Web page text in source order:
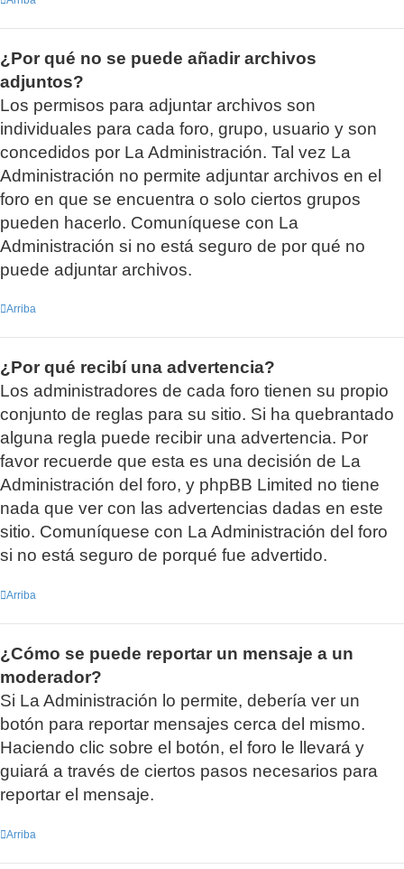
¿Por qué no se puede añadir archivos
adjuntos?
Los permisos para adjuntar archivos son
individuales para cada foro, grupo, usuario y son
concedidos por La Administración. Tal vez La
Administración no permite adjuntar archivos en el
foro en que se encuentra o solo ciertos grupos
pueden hacerlo. Comuníquese con La
Administración si no está seguro de por qué no
puede adjuntar archivos.
Arriba
¿Por qué recibí una advertencia?
Los administradores de cada foro tienen su propio
conjunto de reglas para su sitio. Si ha quebrantado
alguna regla puede recibir una advertencia. Por
favor recuerde que esta es una decisión de La
Administración del foro, y phpBB Limited no tiene
nada que ver con las advertencias dadas en este
sitio. Comuníquese con La Administración del foro
si no está seguro de porqué fue advertido.
Arriba
¿Cómo se puede reportar un mensaje a un
moderador?
Si La Administración lo permite, debería ver un
botón para reportar mensajes cerca del mismo.
Haciendo clic sobre el botón, el foro le llevará y
guiará a través de ciertos pasos necesarios para
reportar el mensaje.
Arriba